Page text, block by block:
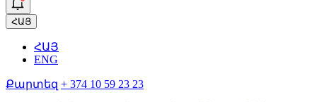
ՀԱՅ
ՀԱՅ
ENG
Քարտեզ + 374 10 59 23 23